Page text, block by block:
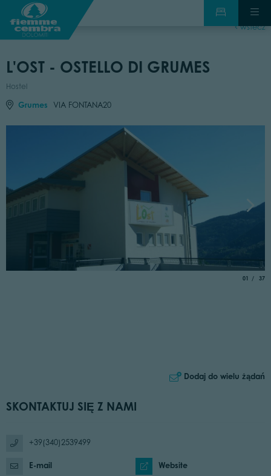
wstecz
L'OST - OSTELLO DI GRUMES
Hostel
Grumes VIA FONTANA20
01 of
37
Dodaj do wielu żądań
SKONTAKTUJ SIĘ Z NAMI
+39(340)2539499
E-mail Website